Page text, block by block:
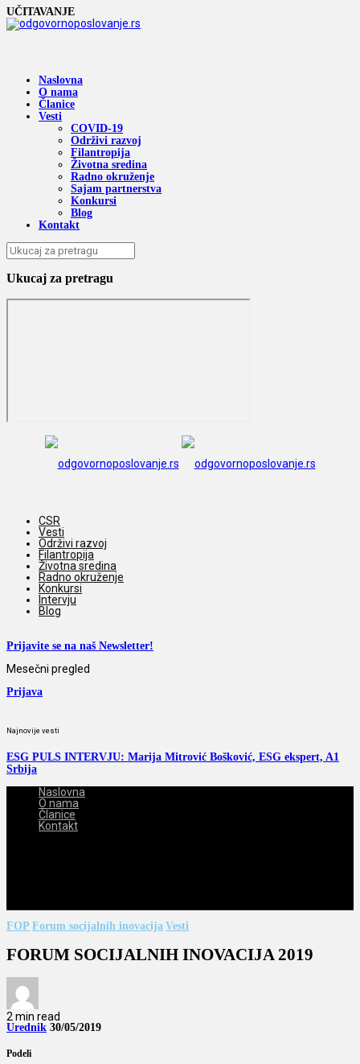
UČITAVANJE
Naslovna
O nama
Članice
Vesti
COVID-19
Održivi razvoj
Filantropija
Životna sredina
Radno okruženje
Sajam partnerstva
Konkursi
Blog
Kontakt
Ukucaj za pretragu
CSR
Vesti
Održivi razvoj
Filantropija
Životna sredina
Radno okruženje
Konkursi
Intervju
Blog
Prijavite se na naš Newsletter!
Mesečni pregled
Prijava
Najnovije vesti
ESG PULS INTERVJU: Marija Mitrović Bošković, ESG ekspert, A1
Srbija
Naslovna
O nama
Članice
Kontakt
FOP Forum socijalnih inovacija Vesti
FORUM SOCIJALNIH INOVACIJA 2019
2 min read
Urednik 30/05/2019
Podeli